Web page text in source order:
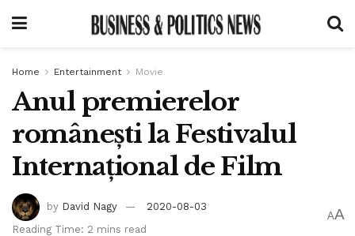
Home Entertainment Movie
Anul premierelor
românești la Festivalul
Internațional de Film
by David Nagy
2020-08-03
Reading Time: 2 mins read
AA